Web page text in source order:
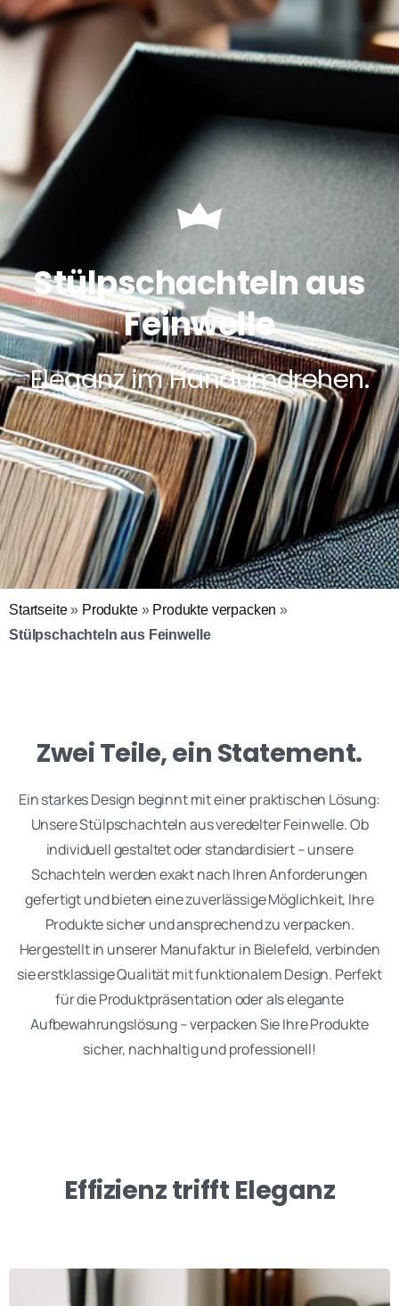
Stülpschachteln aus
Feinwelle
Eleganz im Handumdrehen.
Startseite» Produkte» Produkte verpacken »
Stülpschachteln aus Feinwelle
Zwei Teile, ein Statement.
Ein starkes Design beginnt mit einer praktischen Lösung:
Unsere Stülpschachteln aus veredelter Feinwelle. Ob
individuell gestaltet oder standardisiert – unsere
Schachteln werden exakt nach Ihren Anforderungen
gefertigt und bieten eine zuverlässige Möglichkeit, Ihre
Produkte sicher und ansprechend zu verpacken.
Hergestellt in unserer Manufaktur in Bielefeld, verbinden
sie erstklassige Qualität mit funktionalem Design. Perfekt
für die Produktpräsentation oder als elegante
Aufbewahrungslösung – verpacken Sie Ihre Produkte
sicher, nachhaltig und professionell!
Effizienz trifft Eleganz